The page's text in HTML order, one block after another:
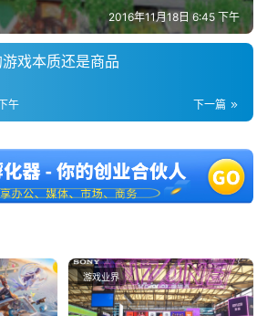
2016年11月18日 6:45 下午
游戏本质还是商品
下一篇
午
游戏业界